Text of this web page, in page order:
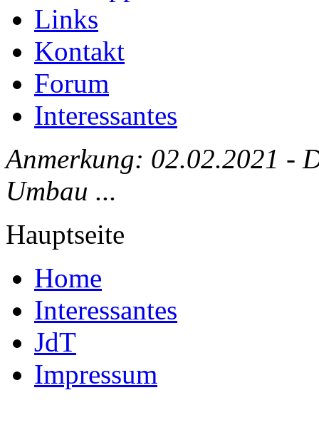
Links
Kontakt
Forum
Interessantes
Anmerkung: 02.02.2021 -
Umbau ...
Hauptseite
Home
Interessantes
JdT
Impressum